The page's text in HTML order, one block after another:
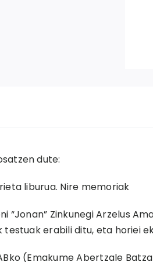
dute:
liburua. Nire memoriak
“Jonan” Zinkunegi Arzelus
testuak erabili ditu, eta horiei
(Emakume Abertzale